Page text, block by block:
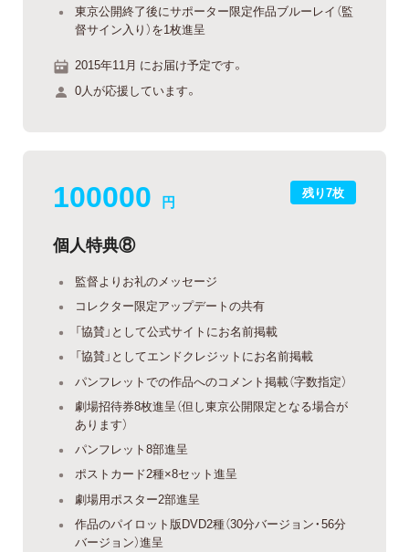
東京公開終了後にサポーター限定作品ブルーレイ（監
督サイン入り）を1枚進呈
2015年11月 にお届け予定です。
0人が応援しています。
残り7枚
100000 円
個人特典⑧
監督よりお礼のメッセージ
コレクター限定アップデートの共有
「協賛」として公式サイトにお名前掲載
「協賛」としてエンドクレジットにお名前掲載
パンフレットでの作品へのコメント掲載（字数指定）
劇場招待券8枚進呈（但し東京公開限定となる場合が
あります）
パンフレット8部進呈
ポストカード2種×8セット進呈
劇場用ポスター2部進呈
作品のパイロット版DVD2種（30分バージョン・56分
バージョン）進呈